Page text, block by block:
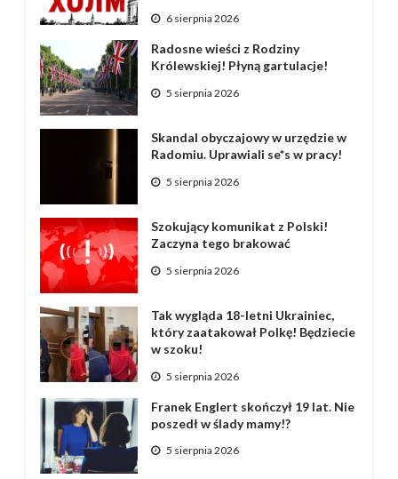
6 sierpnia 2026
Radosne wieści z Rodziny
Królewskiej! Płyną gartulacje!
5 sierpnia 2026
Skandal obyczajowy w urzędzie w
Radomiu. Uprawiali se*s w pracy!
5 sierpnia 2026
Szokujący komunikat z Polski!
Zaczyna tego brakować
5 sierpnia 2026
Tak wygląda 18-letni Ukrainiec,
który zaatakował Polkę! Będziecie
w szoku!
5 sierpnia 2026
Franek Englert skończył 19 lat. Nie
poszedł w ślady mamy!?
5 sierpnia 2026